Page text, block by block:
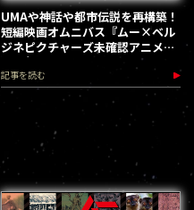
UMAや神話や都市伝説を再構築！
短編映画オムニバス『ムー×ベル
ジネピクチャーズ未確認アニメ夜
話』劇場公開
記事を読む